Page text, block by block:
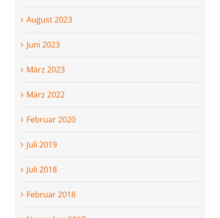
August 2023
Juni 2023
März 2023
März 2022
Februar 2020
Juli 2019
Juli 2018
Februar 2018